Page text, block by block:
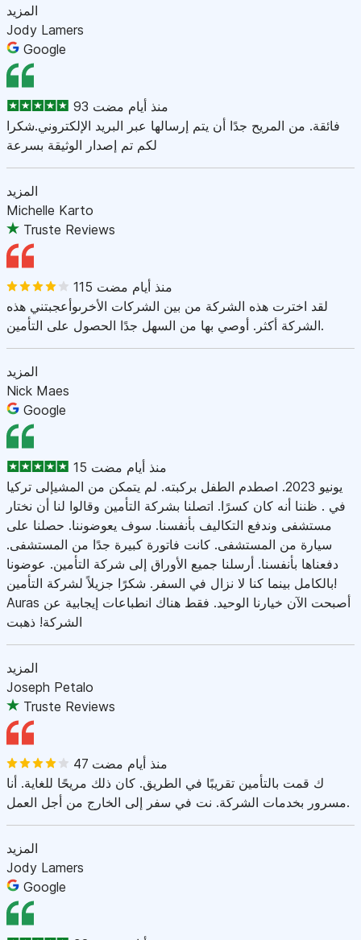
المزيد
Jody Lamers
Google
93 منذ أيام مضت
فائقة. من المريح جدًا أن يتم إرسالها عبر البريد الإلكتروني.شكرا
لكم تم إصدار الوثيقة بسرعة
المزيد
Michelle Karto
Truste Reviews
115 منذ أيام مضت
لقد اخترت هذه الشركة من بين الشركات الأخرىوأعجبتني هذه
الشركة أكثر. أوصي بها من السهل جدًا الحصول على التأمين.
المزيد
Nick Maes
Google
15 منذ أيام مضت
يونيو 2023. اصطدم الطفل بركبته. لم يتمكن من المشيإلى تركيا
في . ظننا أنه كان كسرًا. اتصلنا بشركة التأمين وقالوا لنا أن نختار
مستشفى وندفع التكاليف بأنفسنا. سوف يعوضوننا. حصلنا على
سيارة من المستشفى. كانت فاتورة كبيرة جدًا من المستشفى.
دفعناها بأنفسنا. أرسلنا جميع الأوراق إلى شركة التأمين. عوضونا
بالكامل بينما كنا لا نزال في السفر. شكرًا جزيلاً لشركة التأمين!
Auras أصبحت الآن خيارنا الوحيد. فقط هناك انطباعات إيجابية عن
الشركة! ذهبت
المزيد
Joseph Petalo
Truste Reviews
47 منذ أيام مضت
ك قمت بالتأمين تقريبًا في الطريق. كان ذلك مريحًا للغاية. أنا
مسرور بخدمات الشركة. نت في سفر إلى الخارج من أجل العمل.
المزيد
Jody Lamers
Google